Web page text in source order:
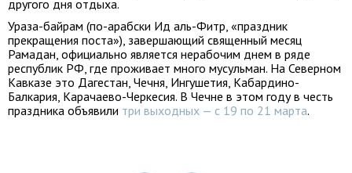
другого дня отдыха.
Ураза-байрам (по-арабски Ид аль-Фитр, «праздник
прекращения поста»), завершающий священный месяц
Рамадан, официально является нерабочим днем в ряде
республик РФ, где проживает много мусульман. На Северном
Кавказе это Дагестан, Чечня, Ингушетия, Кабардино-
Балкария, Карачаево-Черкесия. В Чечне в этом году в честь
праздника объявили три выходных — с 19 по 21 марта.